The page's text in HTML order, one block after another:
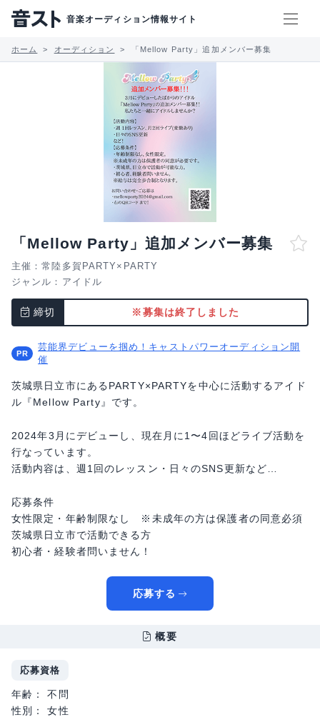
音楽オーディション情報サイト
ホーム オーディション 「Mellow Party」追加メンバー募集
「Mellow Party」追加メンバー募集
主催：常陸多賀PARTY×PARTY
ジャンル： アイドル
締切 ※募集は終了しました
芸能界デビューを掴め！キャストパワーオーディション開
催
茨城県日立市にあるPARTY×PARTYを中心に活動するアイド
ル『Mellow Party』です。
2024年3月にデビューし、現在月に1〜4回ほどライブ活動を
行なっています。
活動内容は、週1回のレッスン・日々のSNS更新など…
応募条件
女性限定・年齢制限なし ※未成年の方は保護者の同意必須
茨城県日立市で活動できる方
初心者・経験者問いません！
応募する
概要
応募資格
年齢： 不問
性別： 女性